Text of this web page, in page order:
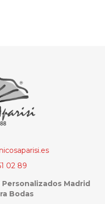
02 89
Madrid
Bodas